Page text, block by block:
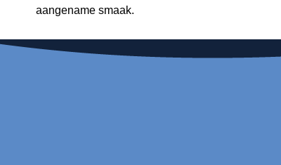
aangename smaak.